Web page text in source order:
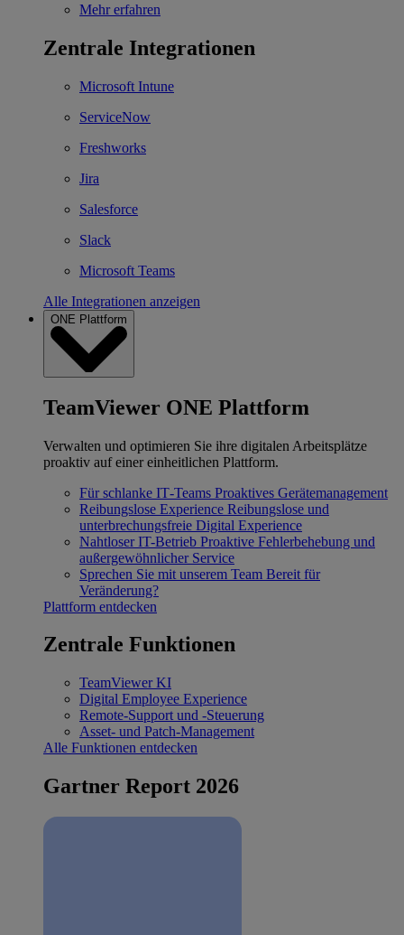
Mehr erfahren
Zentrale Integrationen
Microsoft Intune
ServiceNow
Freshworks
Jira
Salesforce
Slack
Microsoft Teams
Alle Integrationen anzeigen
ONE Plattform
TeamViewer ONE Plattform
Verwalten und optimieren Sie ihre digitalen Arbeitsplätze
proaktiv auf einer einheitlichen Plattform.
Für schlanke IT‐Teams Proaktives Gerätemanagement
Reibungslose Experience Reibungslose und
unterbrechungsfreie Digital Experience
Nahtloser IT-Betrieb Proaktive Fehlerbehebung und
außergewöhnlicher Service
Sprechen Sie mit unserem Team Bereit für
Veränderung?
Plattform entdecken
Zentrale Funktionen
TeamViewer KI
Digital Employee Experience
Remote-Support und -Steuerung
Asset- und Patch-Management
Alle Funktionen entdecken
Gartner Report 2026